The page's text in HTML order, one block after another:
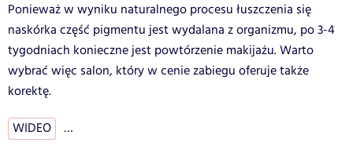
Ponieważ w wyniku naturalnego procesu łuszczenia się
naskórka część pigmentu jest wydalana z organizmu, po 3-4
tygodniach konieczne jest powtórzenie makijażu. Warto
wybrać więc salon, który w cenie zabiegu oferuje także
korektę.
WIDEO …